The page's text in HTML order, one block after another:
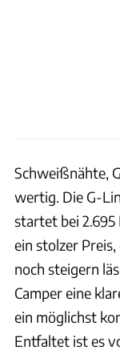
Schweißnähte,
wertig. Die G-
startet bei
ein stolzer
noch steigern
Camper eine
ein möglichst
Entfaltet ist es